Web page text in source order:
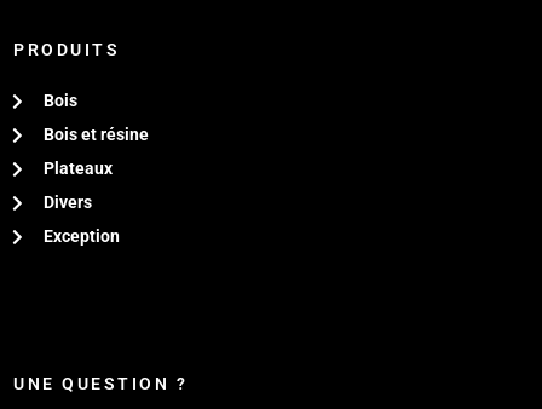
PRODUITS
Bois
Bois et résine
Plateaux
Divers
Exception
UNE QUESTION ?